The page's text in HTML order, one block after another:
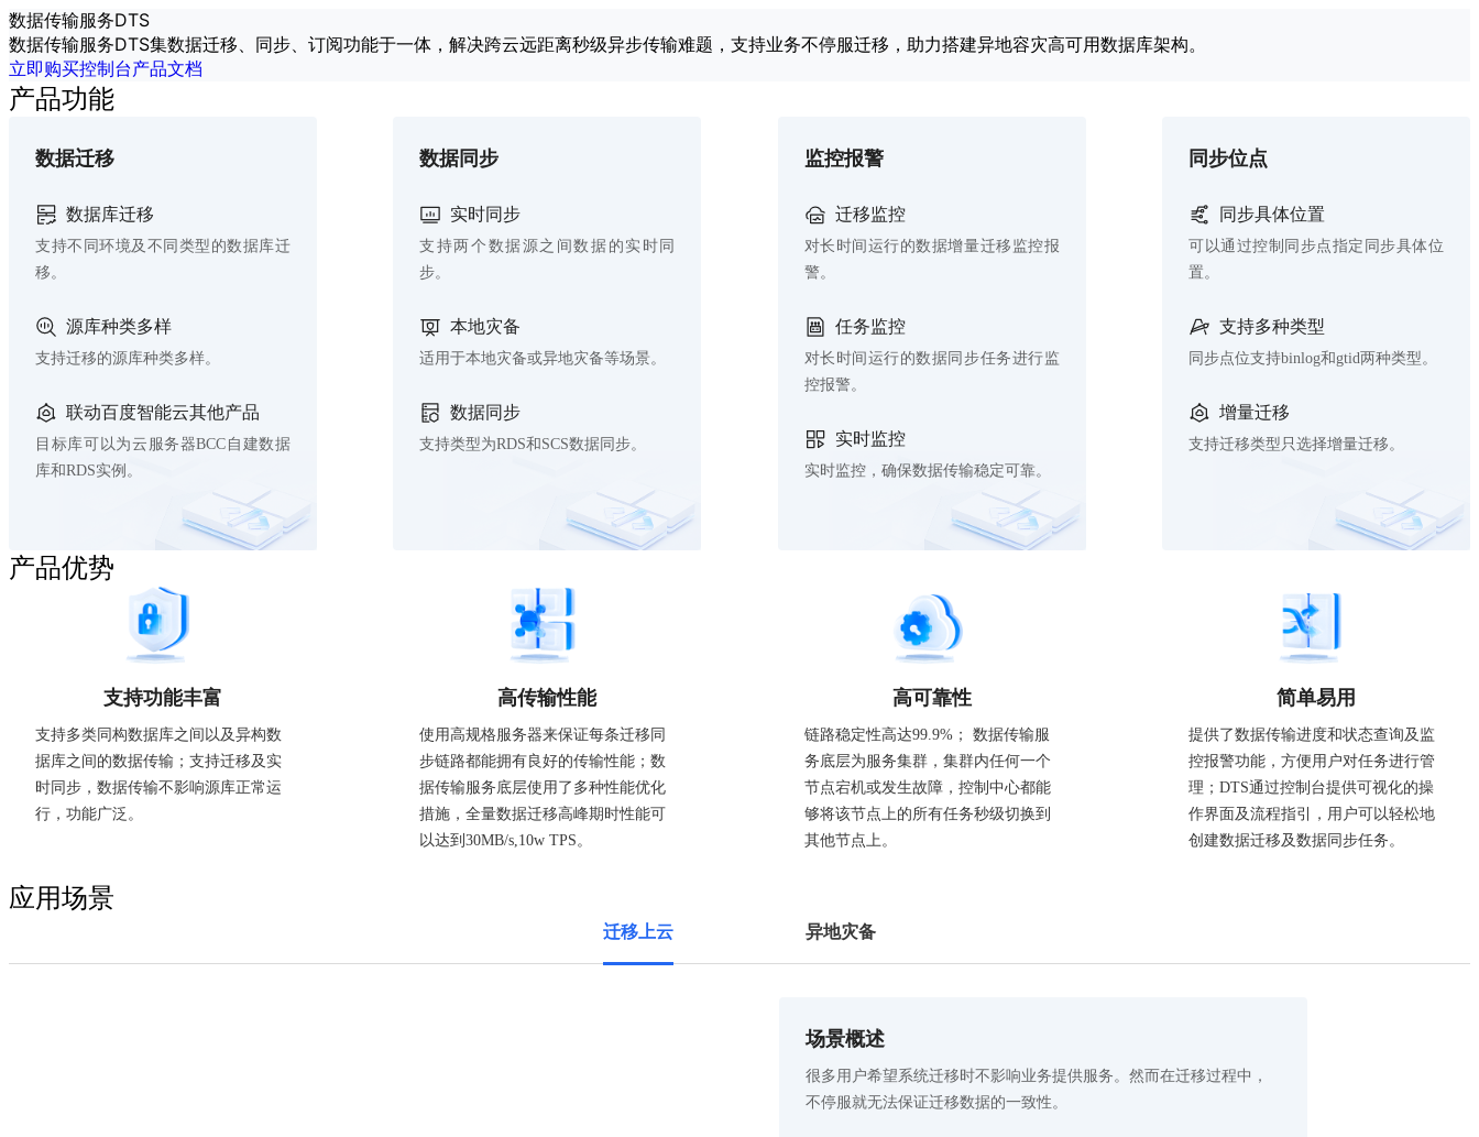
最
新
活
动
产
业
服
服
务
支
数据传输服务DTS
数据传输服务DTS集数据迁移、同步、订阅功能于一体，解决跨云远距离秒级异步传输难题，支持业务不停服迁移，助力搭建异地容灾高可用数据库架构。
立即购买控制台产品文档
产品功能
数据迁移
数据库迁移
支持不同环境及不同类型的数据库迁
移。
源库种类多样
支持迁移的源库种类多样。
联动百度智能云其他产品
目标库可以为云服务器BCC自建数据
库和RDS实例。
数据同步
实时同步
支持两个数据源之间数据的实时同
步。
本地灾备
适用于本地灾备或异地灾备等场景。
数据同步
支持类型为RDS和SCS数据同步。
监控报警
迁移监控
对长时间运行的数据增量迁移监控报
警。
任务监控
对长时间运行的数据同步任务进行监
控报警。
实时监控
实时监控，确保数据传输稳定可靠。
同步位点
同步具体位置
可以通过控制同步点指定同步具体位
置。
支持多种类型
同步点位支持binlog和gtid两种类型。
增量迁移
支持迁移类型只选择增量迁移。
产品优势
支持功能丰富
支持多类同构数据库之间以及异构数
据库之间的数据传输；支持迁移及实
时同步，数据传输不影响源库正常运
行，功能广泛。
高传输性能
使用高规格服务器来保证每条迁移同
步链路都能拥有良好的传输性能；数
据传输服务底层使用了多种性能优化
措施，全量数据迁移高峰期时性能可
以达到30MB/s,10w TPS。
高可靠性
链路稳定性高达99.9%； 数据传输服
务底层为服务集群，集群内任何一个
节点宕机或发生故障，控制中心都能
够将该节点上的所有任务秒级切换到
其他节点上。
简单易用
提供了数据传输进度和状态查询及监
控报警功能，方便用户对任务进行管
理；DTS通过控制台提供可视化的操
作界面及流程指引，用户可以轻松地
创建数据迁移及数据同步任务。
应用场景
迁移上云 异地灾备
场景概述
很多用户希望系统迁移时不影响业务提供服务。然而在迁移过程中，
不停服就无法保证迁移数据的一致性。